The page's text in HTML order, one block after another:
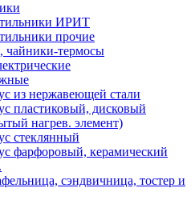
ИРИТ
прочие
чайники-термосы
из нержавеющей стали
пластиковый, дисковый
нагрев. элемент)
стеклянный
фарфоровый, керамический
сэндвичница, тостер и